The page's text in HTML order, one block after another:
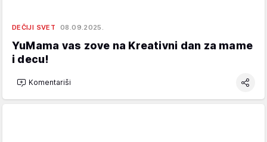
DEČIJI SVET 08.09.2025.
YuMama vas zove na Kreativni dan za mame
i decu!
Komentariši